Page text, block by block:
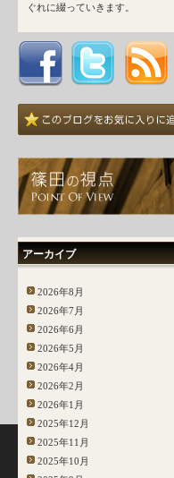
ぐれに綴っていきます。
アーカイブ
2026年8月
2026年7月
2026年6月
2026年5月
2026年4月
2026年2月
2026年1月
2025年12月
2025年11月
2025年10月